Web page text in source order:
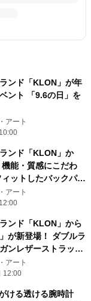
ンド「KLON」が年
ント 「9.6の日」を
アート
ンド「KLON」か
能・質感にこだわ
ットしたバックパッ
」シリーズ4種
場
アート
ンド「KLON」から
が新登場！ ダブルラ
ンレザーストラップ
スさせたコンパクト
アート
12:00
ける透ける腕時計